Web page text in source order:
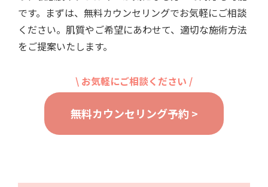
です。まずは、無料カウンセリングでお気軽にご相談
ください。肌質やご希望にあわせて、適切な施術方法
をご提案いたします。
\ お気軽にご相談ください /
無料カウンセリング予約 >